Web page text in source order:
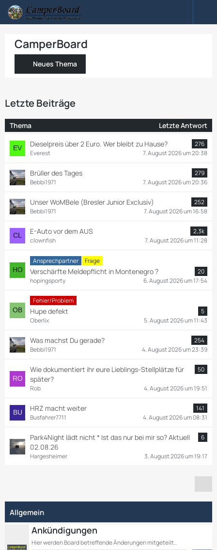
CamperBoard
Neues Thema
Letzte Beiträge
Thema
Letzte Antwort
Dieselpreis über 2 Euro. Wer bleibt zu Hause?
276
Everest
7. August 2026 um 20:38
Brüller des Tages
279
Bebbi1971
7. August 2026 um 20:36
Unser WoMBele (Bresler Junior Exclusiv)
252
Bebbi1971
7. August 2026 um 16:58
E-Auto vor dem AUS
2,3k
clownfish
7. August 2026 um 11:28
Ansprechpartner Frage
Verschärfte Meldepflicht in Montenegro ?
20
hopingsporty
6. August 2026 um 17:54
Fehler/Problem
Hupe defekt
5
Oberlix
5. August 2026 um 11:43
Was machst Du gerade?
254
Bebbi1971
4. August 2026 um 23:39
Wie dokumentiert ihr eure Lieblings-Stellplätze für
später?
50
Rob 4. August 2026 um 19:51
HRZ macht weiter
141
Busfahrer7711
4. August 2026 um 08:31
Park4Night lädt nicht * Ist das nur bei mir so? Aktuell
02.08.26
6
Hargesheimer 3. August 2026 um 19:17
Allgemein
Ankündigungen
Hier werden Board betreffende Änderungen mitgeteilt..